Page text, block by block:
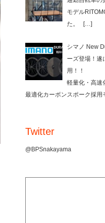
モデル
た。
[…]
シマノ New
ーズ登場！遂
用！！
軽量化・高速
最適化カーボンスポーク採用
Twitter
@BPSnakayama